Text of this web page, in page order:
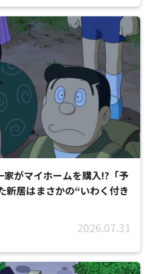
家がマイホームを購入!?「予
新居はまさかの“いわく付き
2026.07.31